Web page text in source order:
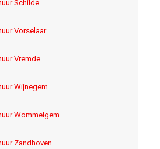
Schilde
Vorselaar
Vremde
Wijnegem
Wommelgem
Zandhoven